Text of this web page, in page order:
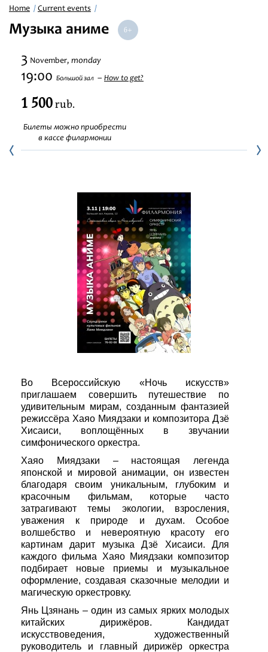
Philharmonic
Current events
Festivals
Home Current events
Музыка аниме
3 November, monday
19:00 Большой зал How to get?
1 500rub.
Билеты можно приобрести
в кассе филармонии
Во Всероссийскую «Ночь искусств»
приглашаем совершить путешествие по
удивительным мирам, созданным фантазией
режиссёра Хаяо Миядзаки и композитора Дзё
Хисаиси, воплощённых в звучании
симфонического оркестра.
Хаяо Миядзаки – настоящая легенда
японской и мировой анимации, он известен
благодаря своим уникальным, глубоким и
красочным фильмам, которые часто
затрагивают темы экологии, взросления,
уважения к природе и духам. Особое
волшебство и невероятную красоту его
картинам дарит музыка Дзё Хисаиси. Для
каждого фильма Хаяо Миядзаки композитор
подбирает новые приемы и музыкальное
оформление, создавая сказочные мелодии и
магическую оркестровку.
Янь Цзянань – один из самых ярких молодых
китайских дирижёров. Кандидат
искусствоведения, художественный
руководитель и главный дирижёр оркестра